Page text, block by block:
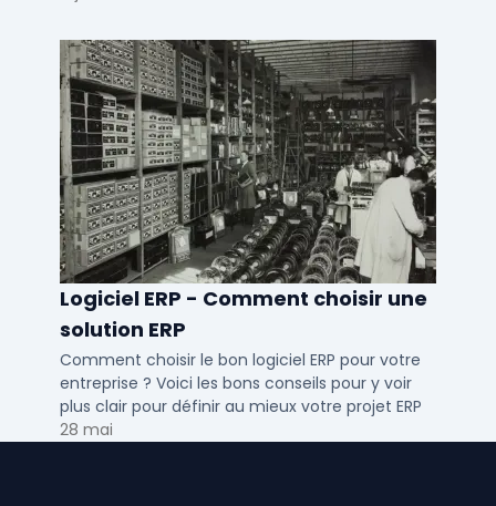
Logiciel ERP - Comment choisir une
solution ERP
Comment choisir le bon logiciel ERP pour votre
entreprise ? Voici les bons conseils pour y voir
plus clair pour définir au mieux votre projet ERP
28 mai